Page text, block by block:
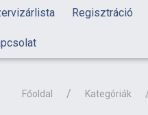
Regisztráció
Főoldal Kategóriák